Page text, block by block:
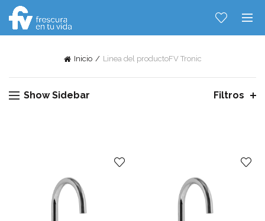
Inicio Linea del productoFV Tronic
Show Sidebar Filtros
Solo tenes que decirme: Hola